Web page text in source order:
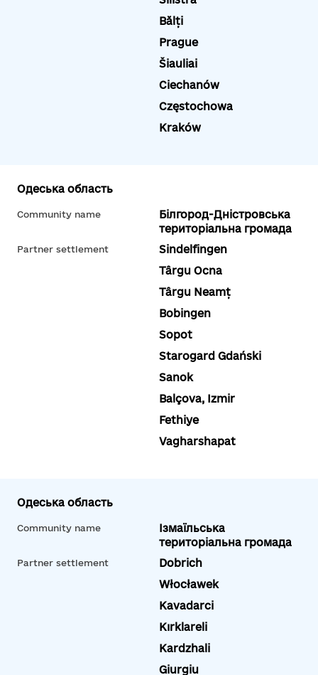
Bălți
Prague
Šiauliai
Ciechanów
Częstochowa
Kraków
Одеська область
Community name
Білгород-Дністровська
територіальна громада
Partner settlement
Sindelfingen
Târgu Ocna
Târgu Neamț
Bobingen
Sopot
Starogard Gdański
Sanok
Balçova, Izmir
Fethiye
Vagharshapat
Одеська область
Community name
Ізмаїльська
територіальна громада
Partner settlement
Dobrich
Włocławek
Kavadarci
Kırklareli
Kardzhali
Giurgiu